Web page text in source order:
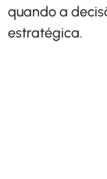
quando a
estratégica.